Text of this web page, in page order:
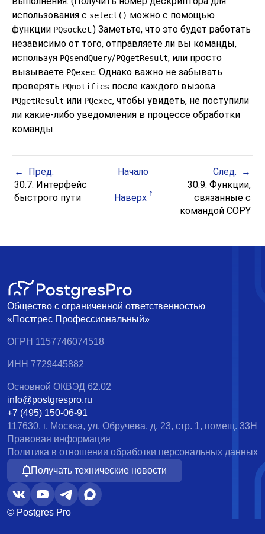
использования с select() можно с помощью
функции PQsocket.) Заметьте, что это будет работать
независимо от того, отправляете ли вы команды,
используя PQsendQuery/PQgetResult, или просто
вызываете PQexec. Однако важно не забывать
проверять PQnotifies после каждого вызова
PQgetResult или PQexec, чтобы увидеть, не поступили
ли какие-либо уведомления в процессе обработки
команды.
Пред. Начало
След.
30.7. Интерфейс
быстрого пути
Наверх
30.9. Функции,
связанные с
командой COPY
Общество с ограниченной ответственностью
«Постгрес Профессиональный»
ОГРН 1157746074518
ИНН 7729445882
Основной ОКВЭД 62.02
info@postgrespro.ru
+7 (495) 150-06-91
117630, г. Москва, ул. Обручева, д. 23, стр. 1, помещ. 33Н
Правовая информация
Политика в отношении обработки персональных данных
Получать технические новости
© Postgres Pro